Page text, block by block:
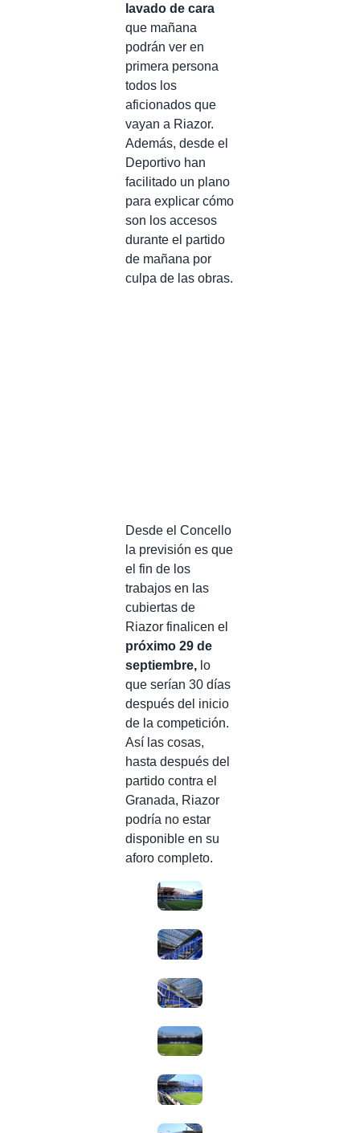
lavado de cara
que mañana
podrán ver en
primera persona
todos los
aficionados que
vayan a Riazor.
Además, desde el
Deportivo han
facilitado un plano
para explicar cómo
son los accesos
durante el partido
de mañana por
culpa de las obras.
Desde el Concello
la previsión es que
el fin de los
trabajos en las
cubiertas de
Riazor finalicen el
próximo 29 de
septiembre, lo
que serían 30 días
después del inicio
de la competición.
Así las cosas,
hasta después del
partido contra el
Granada, Riazor
podría no estar
disponible en su
aforo completo.